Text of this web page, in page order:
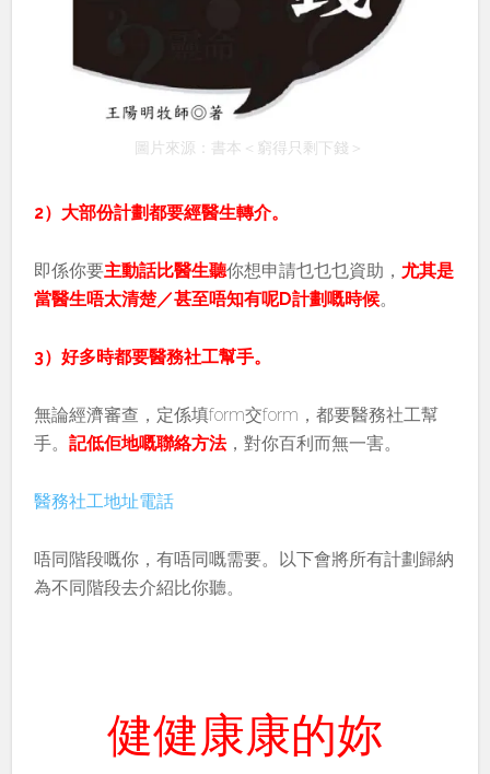
圖片來源：書本＜窮得只剩下錢＞
2）大部份計劃都要經醫生轉介。
即係你要主動話比醫生聽你想申請乜乜乜資助，尤其是
當醫生唔太清楚／甚至唔知有呢D計劃嘅時候。
3）好多時都要醫務社工幫手。
無論經濟審查，定係填form交form，都要醫務社工幫
手。記低佢地嘅聯絡方法，對你百利而無一害。
醫務社工地址電話
唔同階段嘅你，有唔同嘅需要。以下會將所有計劃歸納
為不同階段去介紹比你聽。
健健康康的妳